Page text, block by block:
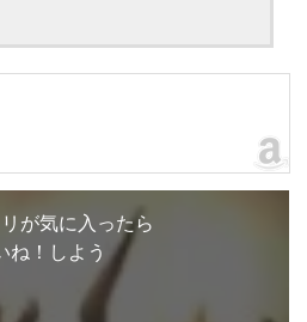
が気に入ったら
ね！しよう